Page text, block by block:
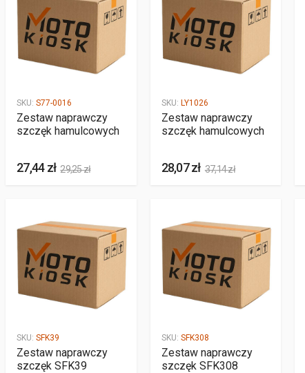
SKU: S77-0016
Zestaw naprawczy
szczęk hamulcowych
27,44 zł 29,25 zł
SKU: LY1026
Zestaw naprawczy
szczęk hamulcowych
28,07 zł 37,14 zł
SKU: SFK39
Zestaw naprawczy
szczęk SFK39
SKU: SFK308
Zestaw naprawczy
szczęk SFK308